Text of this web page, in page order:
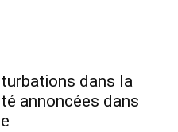
dans la
annoncées dans